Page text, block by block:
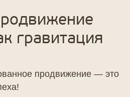
гравитация
продвижение — это